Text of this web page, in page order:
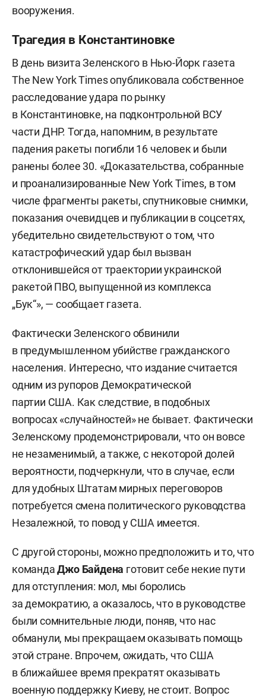
вооружения.
Трагедия в Константиновке
В день визита Зеленского в Нью-Йорк газета
The New York Times опубликовала собственное
расследование удара по рынку
в Константиновке, на подконтрольной ВСУ
части ДНР. Тогда, напомним, в результате
падения ракеты погибли 16 человек и были
ранены более 30. «Доказательства, собранные
и проанализированные New York Times, в том
числе фрагменты ракеты, спутниковые снимки,
показания очевидцев и публикации в соцсетях,
убедительно свидетельствуют о том, что
катастрофический удар был вызван
отклонившейся от траектории украинской
ракетой ПВО, выпущенной из комплекса
„Бук“», — сообщает газета.
Фактически Зеленского обвинили
в предумышленном убийстве гражданского
населения. Интересно, что издание считается
одним из рупоров Демократической
партии США. Как следствие, в подобных
вопросах «случайностей» не бывает. Фактически
Зеленскому продемонстрировали, что он вовсе
не незаменимый, а также, с некоторой долей
вероятности, подчеркнули, что в случае, если
для удобных Штатам мирных переговоров
потребуется смена политического руководства
Незалежной, то повод у США имеется.
С другой стороны, можно предположить и то, что
командаДжо Байдена готовит себе некие пути
для отступления: мол, мы боролись
за демократию, а оказалось, что в руководстве
были сомнительные люди, поняв, что нас
обманули, мы прекращаем оказывать помощь
этой стране. Впрочем, ожидать, что США
в ближайшее время прекратят оказывать
военную поддержку Киеву, не стоит. Вопрос